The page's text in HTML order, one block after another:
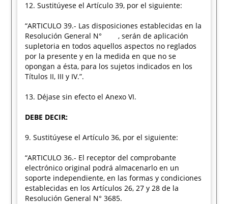
12. Sustitúyese el Artículo 39, por el siguiente:
“ARTICULO 39.- Las disposiciones establecidas en la
Resolución General N° , serán de aplicación
supletoria en todos aquellos aspectos no reglados
por la presente y en la medida en que no se
opongan a ésta, para los sujetos indicados en los
Títulos II, III y IV.”.
13. Déjase sin efecto el Anexo VI.
DEBE DECIR:
9. Sustitúyese el Artículo 36, por el siguiente:
“ARTICULO 36.- El receptor del comprobante
electrónico original podrá almacenarlo en un
soporte independiente, en las formas y condiciones
establecidas en los Artículos 26, 27 y 28 de la
Resolución General N° 3685.